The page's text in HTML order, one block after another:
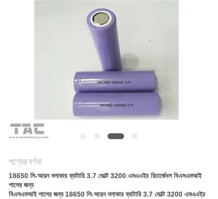
PRIVACY
পণ্যের বর্ণনা
18650 লি-আয়ন নলাকার ব্যাটারি 3.7 ভোল্ট 3200 এমএএইচ রিচার্জেবল বিএসএমআই
পাসের জন্য
বিএসএমআই পাসের জন্য 18650 লি-আয়ন নলাকার ব্যাটারি 3.7 ভোল্ট 3200 এমএএইচ